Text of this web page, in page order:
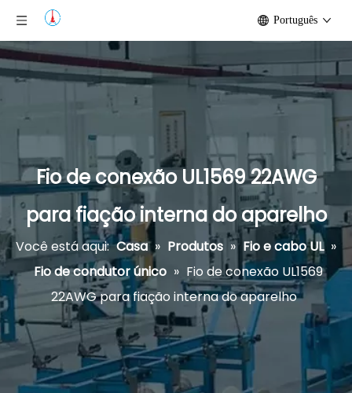
Português
Fio de conexão UL1569 22AWG
para fiação interna do aparelho
Você está aqui: Casa » Produtos » Fio e cabo UL »
Fio de condutor único » Fio de conexão UL1569
22AWG para fiação interna do aparelho